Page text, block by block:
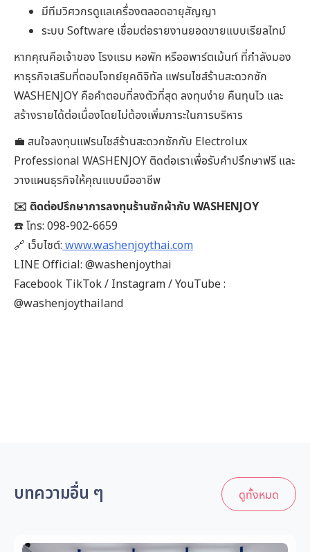
มีทีมวิศวกรดูแลเครื่องตลอดอายุสัญญา
ระบบ Software เชื่อมต่อรายงานยอดขายแบบเรียลไทม์
หากคุณคือเจ้าของ โรงแรม หอพัก หรืออพาร์ตเม้นท์ ที่กำลังมอง
หาธุรกิจเสริมที่ตอบโจทย์ยุคดิจิทัล แฟรนไชส์ร้านสะดวกซัก
WASHENJOY คือคำตอบที่ลงตัวที่สุด ลงทุนง่าย คืนทุนไว และ
สร้างรายได้ต่อเนื่องโดยไม่ต้องเพิ่มภาระในการบริหาร
💼 สนใจลงทุนแฟรนไชส์ร้านสะดวกซักกับ Electrolux
Professional WASHENJOY ติดต่อเราเพื่อรับคำปรึกษาฟรี และ
วางแผนธุรกิจให้คุณแบบมืออาชีพ
✉️ ติดต่อปรึกษาการลงทุนร้านซักผ้ากับ WASHENJOY
☎️ โทร: 098-902-6659
🔗 เว็บไซต์: www.washenjoythai.com
LINE Official: @washenjoythai
Facebook TikTok / Instagram / YouTube :
@washenjoythailand
บทความอื่น ๆ ดูทั้งหมด